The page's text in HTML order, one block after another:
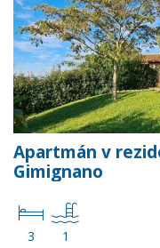
Apartmán v
Gimignano
3 1